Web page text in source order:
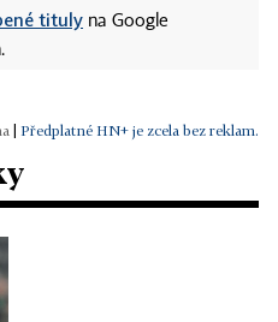
tituly na Google
Předplatné HN+ je zcela bez reklam.